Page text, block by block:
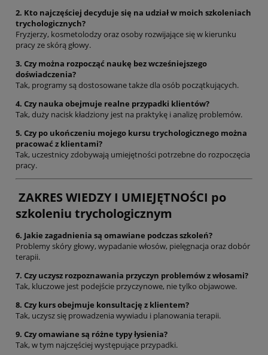
2. Kto najczęściej decyduje się na udział w moich szkoleniach
trychologicznych?
Fryzjerzy, kosmetolodzy oraz osoby rozwijające się w kierunku
pracy ze skórą głowy.
3. Czy można rozpocząć naukę bez wcześniejszego
doświadczenia?
Tak, programy są dostosowane także dla osób początkujących.
4. Czy nauka obejmuje realne przypadki klientów?
Tak, duży nacisk kładziony jest na praktykę i analizę problemów.
5. Czy po ukończeniu mojego kursu trychologicznego można
pracować z klientami?
Tak, uczestnicy zdobywają umiejętności potrzebne do rozpoczęcia
pracy.
ZAKRES WIEDZY I UMIEJĘTNOŚCI po
szkoleniu trychologicznym
6. Jakie zagadnienia są omawiane podczas szkoleń?
Problemy skóry głowy, wypadanie włosów, pielęgnacja oraz dobór
terapii.
7. Czy uczysz rozpoznawania przyczyn problemów z włosami?
Tak, kluczowe jest podejście przyczynowe, nie tylko objawowe.
8. Czy kurs obejmuje konsultację z klientem?
Tak, uczysz się prowadzenia wywiadu i planowania terapii.
9. Czy omawiane są różne typy łysienia?
Tak, w tym najczęściej występujące przypadki.